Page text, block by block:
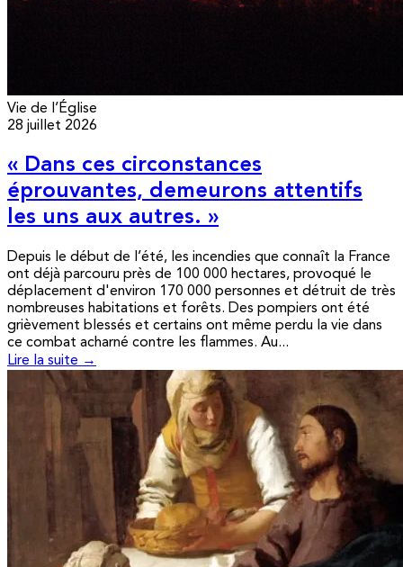
Vie de l’Église
28 juillet 2026
« Dans ces circonstances
éprouvantes, demeurons attentifs
les uns aux autres. »
Depuis le début de l’été, les incendies que connaît la France
ont déjà parcouru près de 100 000 hectares, provoqué le
déplacement d'environ 170 000 personnes et détruit de très
nombreuses habitations et forêts. Des pompiers ont été
grièvement blessés et certains ont même perdu la vie dans
ce combat acharné contre les flammes. Au...
Lire la suite →